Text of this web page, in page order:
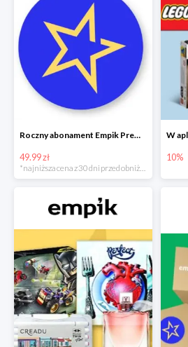
Roczny abonament Empik Premium w super cenie
49.99 zł
*najniższa cena z 30 dni przed obniżką
10%